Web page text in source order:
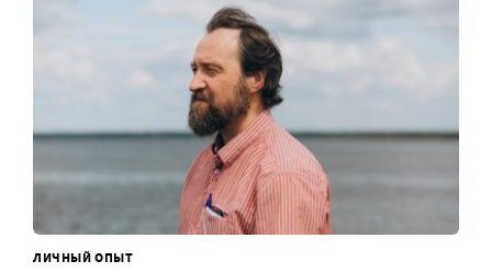
ЛИЧНЫЙ ОПЫТ